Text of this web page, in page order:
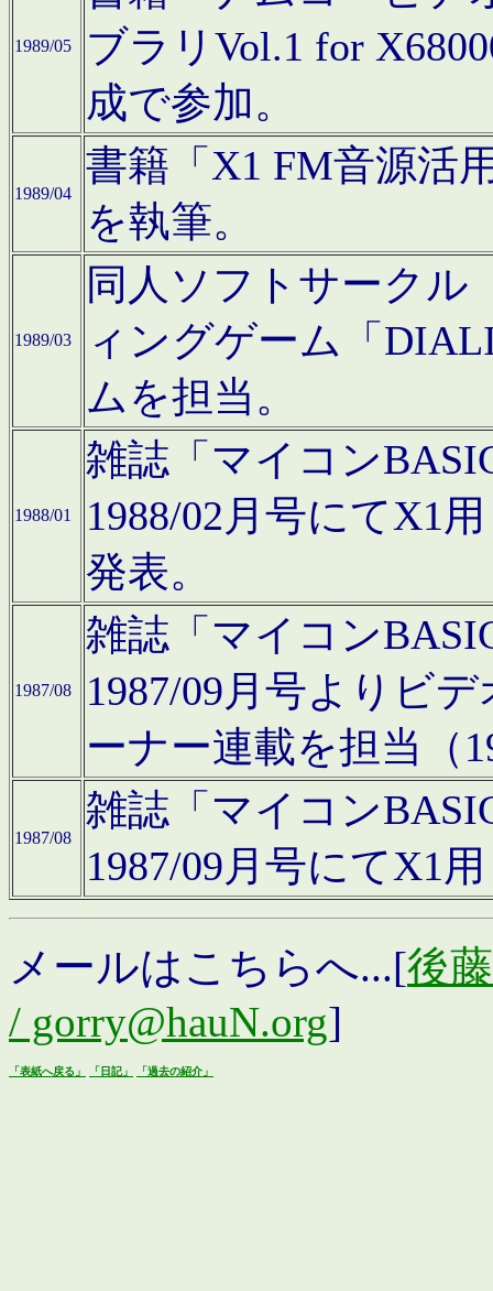
1989/05
ブラリVol.1 for
成で参加。
1989/04
書籍「X1 FM音源活
を執筆。
1989/03
同人ソフトサークル
ィングゲーム「
ムを担当。
1988/01
雑誌「マイコン
1988/02月号にてX1
発表。
1987/08
雑誌「マイコン
1987/09月号よりビ
ーナー連載を担当（
1987/08
雑誌「マイコン
1987/09月号にてX1
メールはこちらへ...[後
/ gorry@hauN.org]
「表紙へ戻る」 「日記」 「過去の紹介」